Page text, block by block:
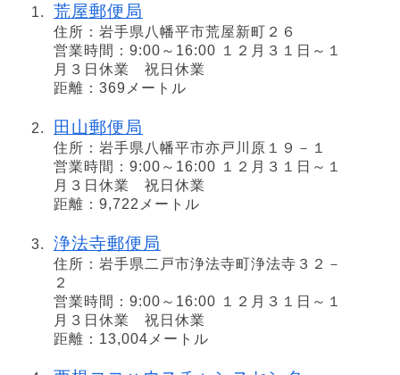
荒屋郵便局
住所：岩手県八幡平市荒屋新町２６
営業時間：9:00～16:00 １２月３１日～１
月３日休業 祝日休業
距離：369メートル
田山郵便局
住所：岩手県八幡平市亦戸川原１９－１
営業時間：9:00～16:00 １２月３１日～１
月３日休業 祝日休業
距離：9,722メートル
浄法寺郵便局
住所：岩手県二戸市浄法寺町浄法寺３２－
２
営業時間：9:00～16:00 １２月３１日～１
月３日休業 祝日休業
距離：13,004メートル